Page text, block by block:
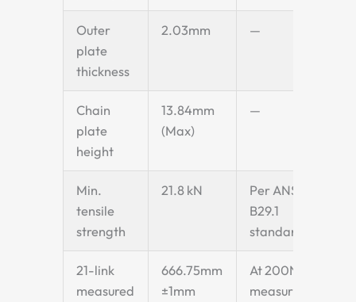
Outer
plate
thickness
2.03mm —
Chain
plate
height
13.84mm
(Max)
—
Min.
tensile
strength
21.8 kN
Per ANSI
B29.1
standard
21-link
measured
666.75mm
±1mm
At 200N
measuring